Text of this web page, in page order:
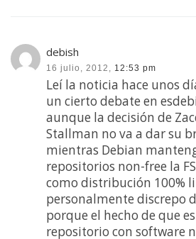
debish
16 julio, 2012, 12:53 pm
Leí la noticia hace unos
un cierto debate en
aunque la decisión de
Stallman no va a dar su
mientras Debian
repositorios non-free la
como distribución 100%
personalmente discrepo
porque el hecho de que
repositorio con software